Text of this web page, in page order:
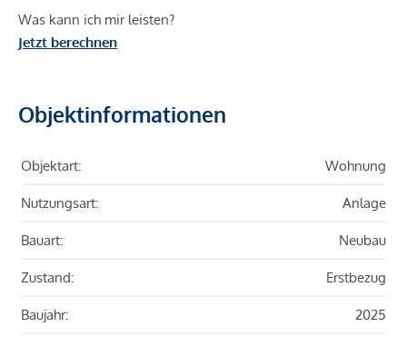
Was kann ich mir leisten?
Jetzt berechnen
Objektinformationen
Objektart: Wohnung
Nutzungsart: Anlage
Bauart: Neubau
Zustand: Erstbezug
Baujahr: 2025